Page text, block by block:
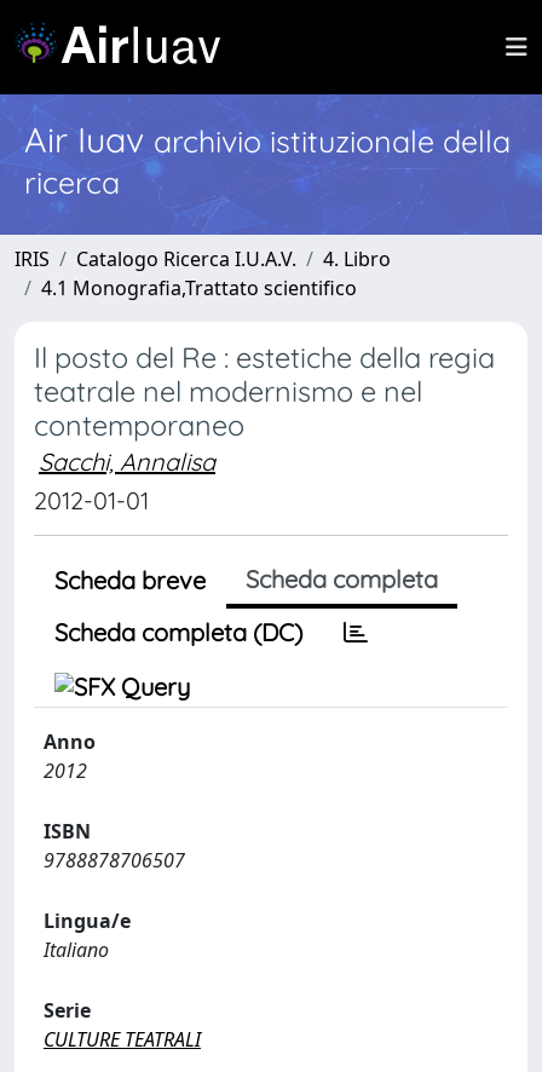
Air Iuav archivio istituzionale della
ricerca
IRIS Catalogo Ricerca I.U.A.V.
4. Libro
4.1 Monografia,Trattato scientifico
Il posto del Re : estetiche della regia
teatrale nel modernismo e nel
contemporaneo
Sacchi, Annalisa
2012-01-01
Scheda breve
Scheda completa
Scheda completa (DC)
Anno
2012
ISBN
9788878706507
Lingua/e
Italiano
Serie
CULTURE TEATRALI